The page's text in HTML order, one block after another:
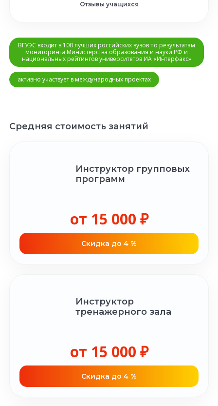
Отзывы учащихся
ВГУЭС входит в 100 лучших российских вузов по результатам
мониторинга Министерства образования и науки РФ и
национальных рейтингов университетов ИА «Интерфакс»
активно участвует в международных проектах
Средняя стоимость занятий
Инструктор групповых
программ
от 15 000 ₽
Cкидка до 4 %
Инструктор
тренажерного зала
от 15 000 ₽
Cкидка до 4 %